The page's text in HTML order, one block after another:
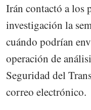
Irán contactó a los
investigación la
cuándo podrían
operación de
Seguridad del
correo electrónico.